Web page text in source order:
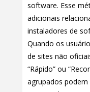
software. Esse
adicionais
instaladores de
Quando os
de sites não
“Rápido” ou
agrupados